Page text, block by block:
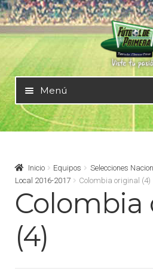
Ir
a
la
navegación
Ir
al
contenido
Menú
Mundial 2026
Selecciones Nacionales
Liga Alemana – Bundesliga
Liga Argentina – AFA
Inicio Equipos Selecciones
Local 2016-2017
Colombia original (4)
Colombia
(4)